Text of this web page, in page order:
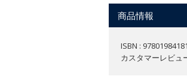
商品情報
ISBN :
カスタマーレビュ